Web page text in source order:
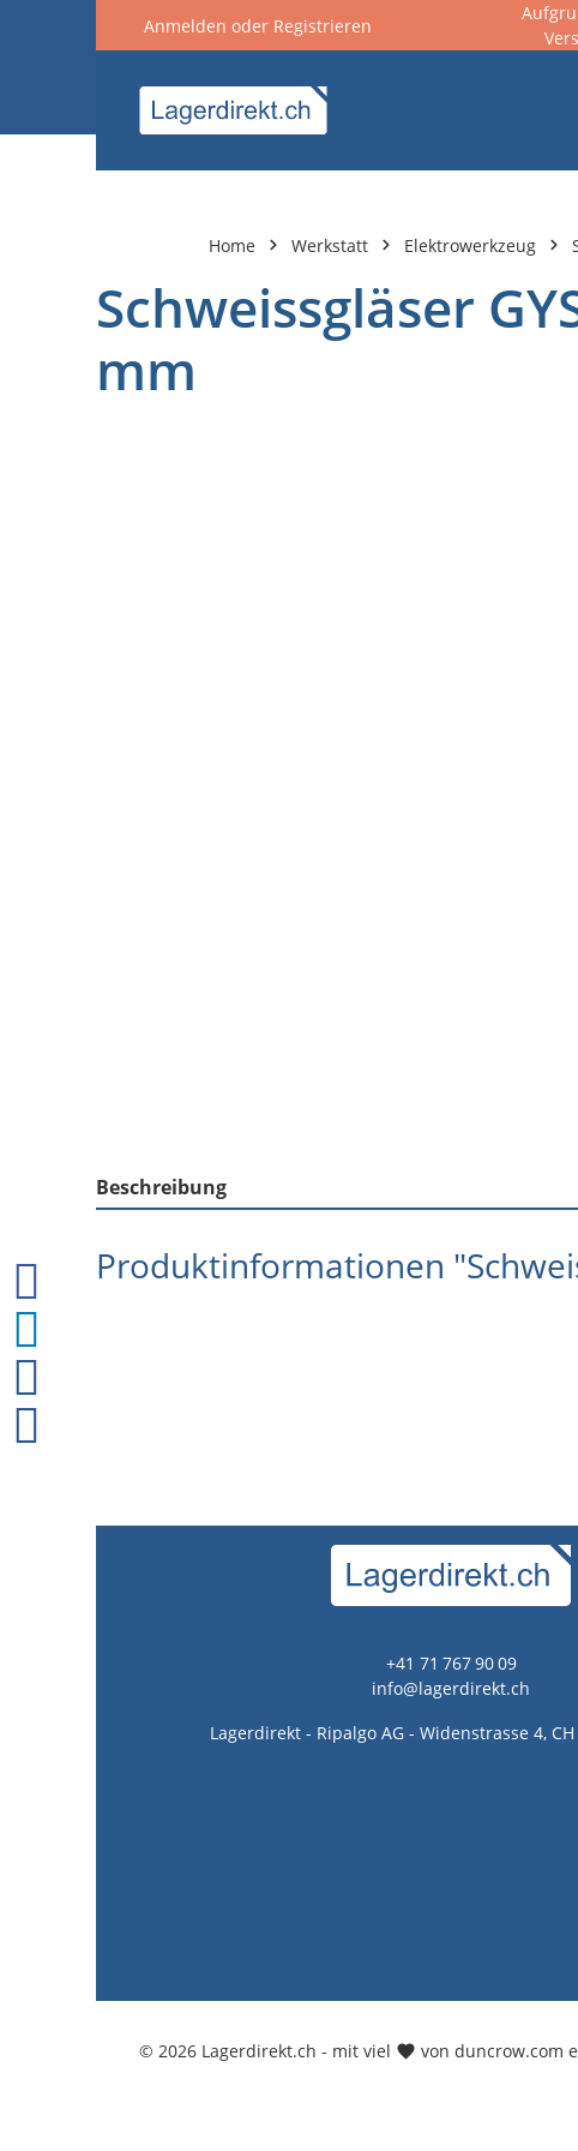
Zur Hauptnavigation springen
Anmelden oder Registrieren
Home Werkstatt Elektrowerkzeug
Schweissgläser
mm
Beschreibung
Produktinformationen
+41 71 767 90 09
info@lagerdirekt.ch
Lagerdirekt - Ripalgo AG - Widenstrasse 4,
© 2026 Lagerdirekt.ch - mit viel von duncrow.com